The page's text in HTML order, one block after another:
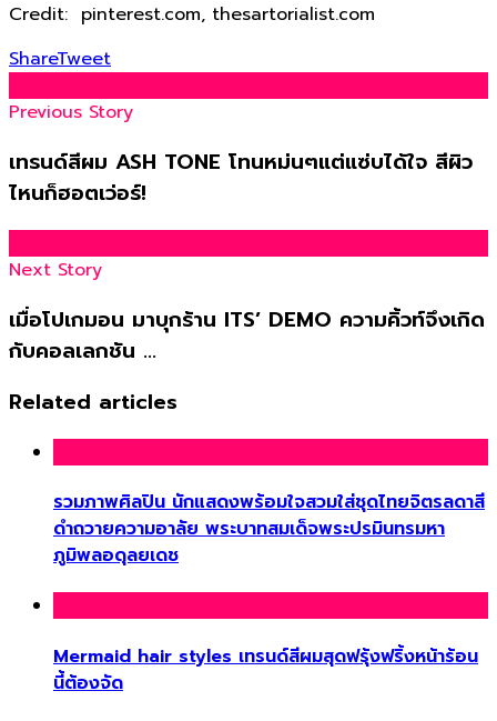
Credit: pinterest.com, thesartorialist.com
ShareTweet
Previous Story
เทรนด์สีผม ASH TONE โทนหม่นๆแต่แซ่บได้ใจ สีผิว
ไหนก็ฮอตเว่อร์!
Next Story
เมื่อโปเกมอน มาบุกร้าน ITS’ DEMO ความคิ้วท์จึงเกิด
กับคอลเลกชัน ...
Related articles
รวมภาพศิลปิน นักแสดงพร้อมใจสวมใส่ชุดไทยจิตรลดาสี
ดำถวายความอาลัย พระบาทสมเด็จพระปรมินทรมหา
ภูมิพลอดุลยเดช
Mermaid hair styles เทรนด์สีผมสุดฟรุ้งฟริ้งหน้าร้อน
นี้ต้องจัด